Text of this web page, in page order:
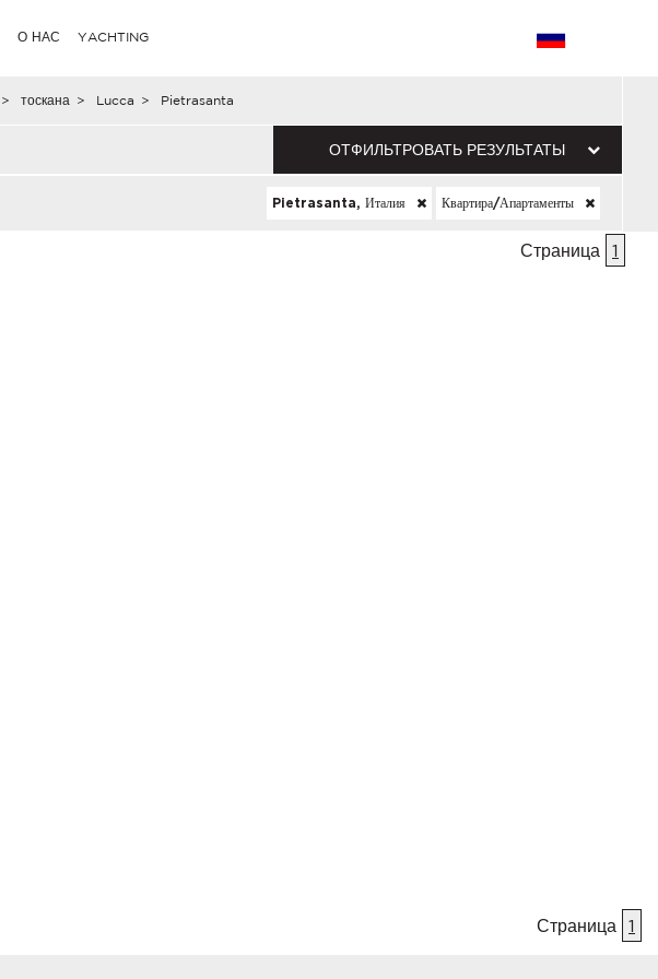
О НАС YACHTING
> тоскана > Lucca > Pietrasanta
ОТФИЛЬТРОВАТЬ РЕЗУЛЬТАТЫ
Pietrasanta, Италия Квартира/апартаменты
Страница 1
Страница 1